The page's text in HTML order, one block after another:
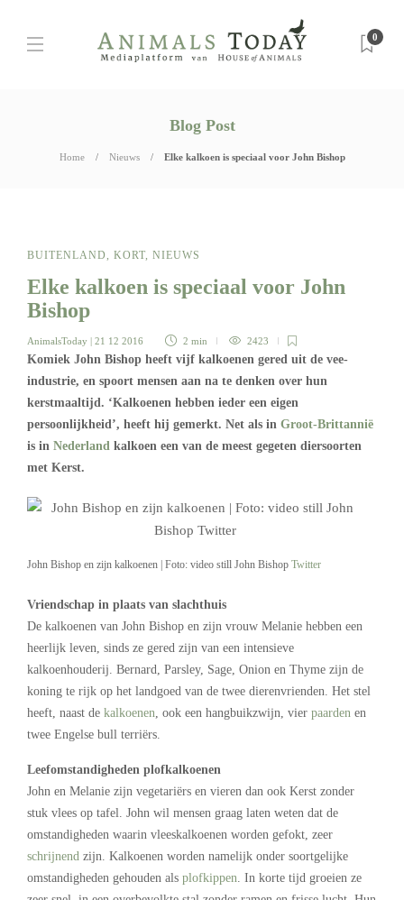
0
Blog Post
Home Nieuws Elke kalkoen is speciaal voor John Bishop
BUITENLAND, KORT, NIEUWS
Elke kalkoen is speciaal voor John
Bishop
AnimalsToday | 21 12 2016 2 min 2423
Komiek John Bishop heeft vijf kalkoenen gered uit de vee-
industrie, en spoort mensen aan na te denken over hun
kerstmaaltijd. ‘Kalkoenen hebben ieder een eigen
persoonlijkheid’, heeft hij gemerkt. Net als in Groot-Brittannië
is in Nederland kalkoen een van de meest gegeten diersoorten
met Kerst.
John Bishop en zijn kalkoenen | Foto: video still John Bishop Twitter
Vriendschap in plaats van slachthuis
De kalkoenen van John Bishop en zijn vrouw Melanie hebben een
heerlijk leven, sinds ze gered zijn van een intensieve
kalkoenhouderij. Bernard, Parsley, Sage, Onion en Thyme zijn de
koning te rijk op het landgoed van de twee dierenvrienden. Het stel
heeft, naast de kalkoenen , ook een hangbuikzwijn, vier paarden en
twee Engelse bull terriërs.
Leefomstandigheden plofkalkoenen
John en Melanie zijn vegetariërs en vieren dan ook Kerst zonder
stuk vlees op tafel. John wil mensen graag laten weten dat de
omstandigheden waarin vleeskalkoenen worden gefokt, zeer
schrijnend zijn. Kalkoenen worden namelijk onder soortgelijke
omstandigheden gehouden als plofkippen . In korte tijd groeien ze